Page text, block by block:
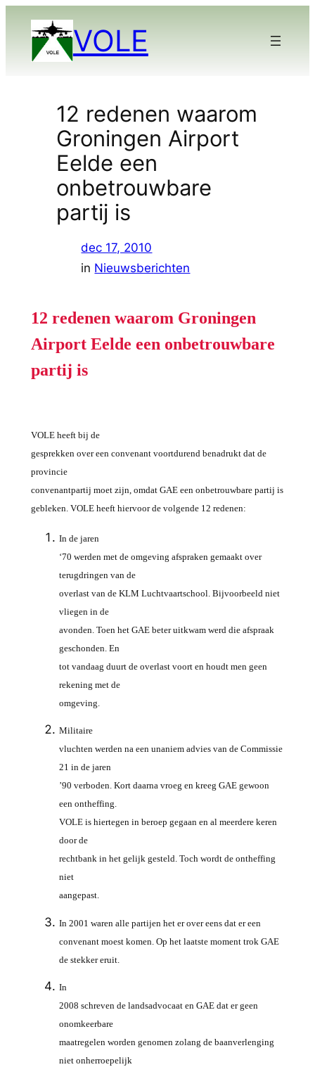
VOLE
12 redenen waarom
Groningen Airport
Eelde een
onbetrouwbare
partij is
dec 17, 2010
in Nieuwsberichten
12 redenen waarom Groningen
Airport Eelde een onbetrouwbare
partij is
VOLE heeft bij de
gesprekken over een convenant voortdurend benadrukt dat de
provincie
convenantpartij moet zijn, omdat GAE een onbetrouwbare partij is
gebleken. VOLE heeft hiervoor de volgende 12 redenen:
In de jaren
‘70 werden met de omgeving afspraken gemaakt over
terugdringen van de
overlast van de KLM Luchtvaartschool. Bijvoorbeeld niet
vliegen in de
avonden. Toen het GAE beter uitkwam werd die afspraak
geschonden. En
tot vandaag duurt de overlast voort en houdt men geen
rekening met de
omgeving.
Militaire
vluchten werden na een unaniem advies van de Commissie
21 in de jaren
’90 verboden. Kort daarna vroeg en kreeg GAE gewoon
een ontheffing.
VOLE is hiertegen in beroep gegaan en al meerdere keren
door de
rechtbank in het gelijk gesteld. Toch wordt de ontheffing
niet
aangepast.
In 2001 waren alle partijen het er over eens dat er een
convenant moest komen. Op het laatste moment trok GAE
de stekker eruit.
In
2008 schreven de landsadvocaat en GAE dat er geen
onomkeerbare
maatregelen worden genomen zolang de baanverlenging
niet onherroepelijk